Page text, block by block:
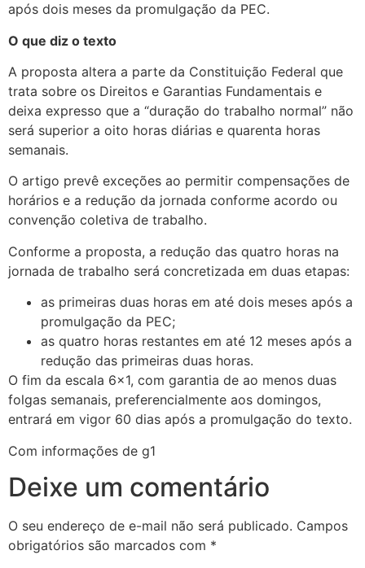
após dois meses da promulgação da PEC.
O que diz o texto
A proposta altera a parte da Constituição Federal que
trata sobre os Direitos e Garantias Fundamentais e
deixa expresso que a “duração do trabalho normal” não
será superior a oito horas diárias e quarenta horas
semanais.
O artigo prevê exceções ao permitir compensações de
horários e a redução da jornada conforme acordo ou
convenção coletiva de trabalho.
Conforme a proposta, a redução das quatro horas na
jornada de trabalho será concretizada em duas etapas:
as primeiras duas horas em até dois meses após a
promulgação da PEC;
as quatro horas restantes em até 12 meses após a
redução das primeiras duas horas.
O fim da escala 6×1, com garantia de ao menos duas
folgas semanais, preferencialmente aos domingos,
entrará em vigor 60 dias após a promulgação do texto.
Com informações de g1
Deixe um comentário
O seu endereço de e-mail não será publicado. Campos
obrigatórios são marcados com *